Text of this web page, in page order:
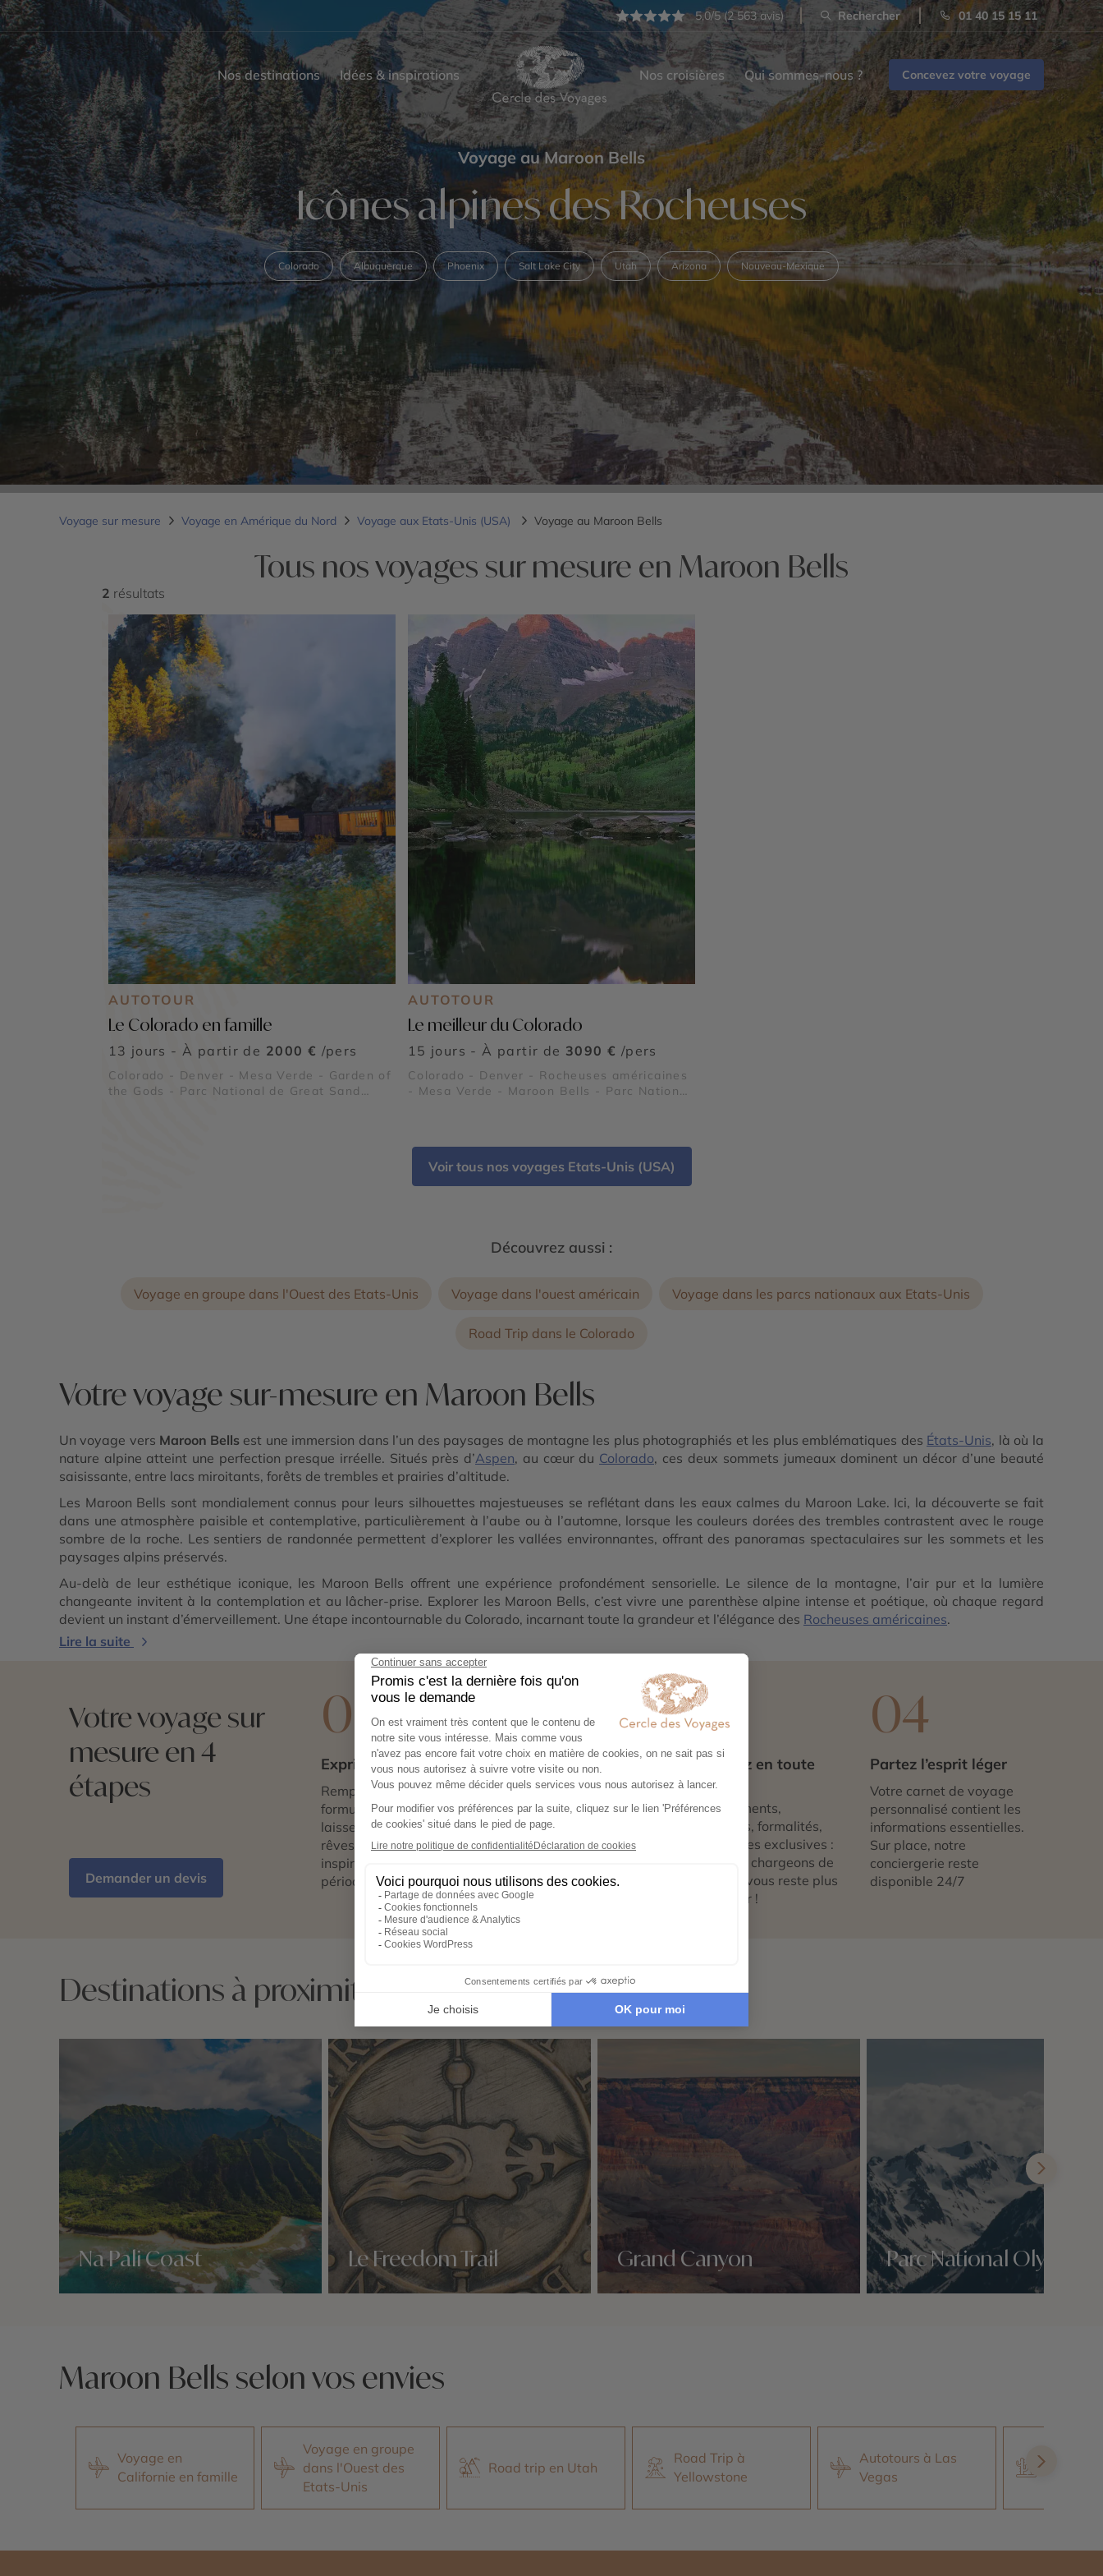
5,0/5 (2 563 avis) Rechercher 01 40 15 15 11
Nos destinations Idées & inspirations Nos croisières Qui sommes-nous ? Concevez votre voyage
Voyage au Maroon Bells
Icônes alpines des Rocheuses
Colorado Albuquerque Phoenix Salt Lake City Utah Arizona Nouveau-Mexique
Voyage sur mesure Voyage en Amérique du Nord Voyage aux Etats-Unis (USA) Voyage au Maroon Bells
Tous nos voyages sur mesure en Maroon Bells
2 résultats
AUTOTOUR
Le Colorado en famille
13 jours - À partir de 2000 € /pers
Colorado - Denver - Mesa Verde - Garden of
the Gods - Parc National de Great Sand
AUTOTOUR
Le meilleur du Colorado
15 jours - À partir de 3090 € /pers
Colorado - Denver - Rocheuses américaines
- Mesa Verde - Maroon Bells - Parc National
Voir tous nos voyages Etats-Unis (USA)
Découvrez aussi :
Voyage en groupe dans l'Ouest des Etats-Unis Voyage dans l'ouest américain Voyage dans les parcs nationaux aux Etats-Unis
Road Trip dans le Colorado
Votre voyage sur-mesure en Maroon Bells
Un voyage vers Maroon Bells est une immersion dans l’un des paysages de montagne les plus photographiés et les plus emblématiques des États-Unis, là où la
nature alpine atteint une perfection presque irréelle. Situés près d’Aspen, au cœur du Colorado, ces deux sommets jumeaux dominent un décor d’une beauté
saisissante, entre lacs miroitants, forêts de trembles et prairies d’altitude.
Les Maroon Bells sont mondialement connus pour leurs silhouettes majestueuses se reflétant dans les eaux calmes du Maroon Lake. Ici, la découverte se fait
dans une atmosphère paisible et contemplative, particulièrement à l’aube ou à l’automne, lorsque les couleurs dorées des trembles contrastent avec le rouge
sombre de la roche. Les sentiers de randonnée permettent d’explorer les vallées environnantes, offrant des panoramas spectaculaires sur les sommets et les
paysages alpins préservés.
Au-delà de leur esthétique iconique, les Maroon Bells offrent une expérience profondément sensorielle. Le silence de la montagne, l’air pur et la lumière
changeante invitent à la contemplation et au lâcher-prise. Explorer les Maroon Bells, c’est vivre une parenthèse alpine intense et poétique, où chaque regard
devient un instant d’émerveillement. Une étape incontournable du Colorado, incarnant toute la grandeur et l’élégance des Rocheuses américaines.
Lire la suite
Votre voyage sur
mesure en 4
étapes
Demander un devis
01
Exprimez vos envies
Remplissez notre
formulaire en ligne et
laissez libre cours à vos
rêves de voyage :
inspirations, budget,
période idéale…
02
Co-construisez votre
itinéraire
Échangez avec un
conseiller-expert pour
créer un voyage à votre
envies et à votre rythme.
03
Réservez en toute
sérénité
Hébergements,
transports, formalités,
expériences exclusives :
nous nous chargeons de
tout. Il ne vous reste plus
qu’à partir !
04
Partez l’esprit léger
Votre carnet de voyage
personnalisé contient les
informations essentielles.
Sur place, notre
conciergerie reste
disponible 24/7
Destinations à proximité de Maroon Bells
Na Pali Coast Le Freedom Trail Grand Canyon Parc National Olympic
Maroon Bells selon vos envies
Voyage en
Californie en famille
Voyage en groupe
dans l'Ouest des
Etats-Unis
Road trip en Utah
Road Trip à
Yellowstone
Autotours à Las
Vegas
Road